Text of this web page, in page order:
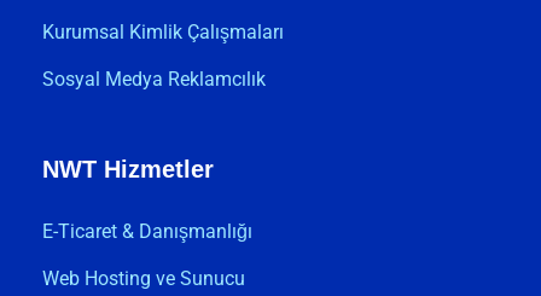
Kurumsal Kimlik Çalışmaları
Sosyal Medya Reklamcılık
NWT Hizmetler
E-Ticaret & Danışmanlığı
Web Hosting ve Sunucu